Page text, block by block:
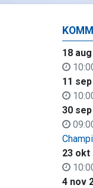
18
11
30
23 okt
4 nov